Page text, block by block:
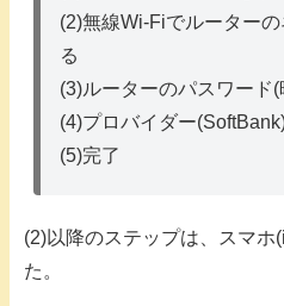
(2)無線Wi-Fiでルーター
る
(3)ルーターのパスワード
(4)プロバイダー
(5)完了
(2)以降のステップは、スマホ
た。